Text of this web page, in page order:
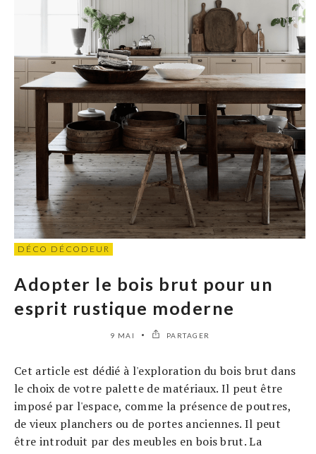
DÉCO DÉCODEUR
Adopter le bois brut pour un
esprit rustique moderne
9 MAI PARTAGER
Cet article est dédié à l'exploration du bois brut dans
le choix de votre palette de matériaux. Il peut être
imposé par l'espace, comme la présence de poutres,
de vieux planchers ou de portes anciennes. Il peut
être introduit par des meubles en bois brut. La